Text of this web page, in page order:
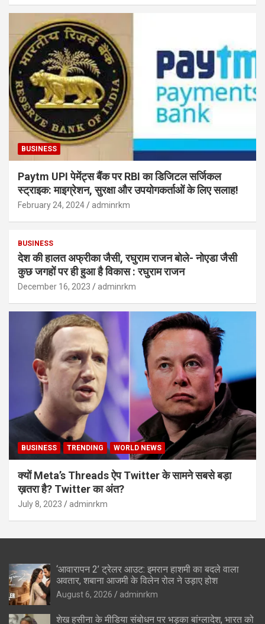
BUSINESS
Paytm UPI पेमेंट्स बैंक पर RBI का डिजिटल सर्जिकल
स्ट्राइक: माइग्रेशन, सुरक्षा और उपयोगकर्ताओं के लिए सलाह!
February 24, 2024 adminrkm
BUSINESS
देश की हालत अफ्रीका जैसी, रघुराम राजन बोले- नोएडा जैसी
कुछ जगहों पर ही हुआ है विकास : रघुराम राजन
December 16, 2023 adminrkm
BUSINESS TRENDING WORLD NEWS
क्यों Meta’s Threads ऐप Twitter के सामने सबसे बड़ा
ख़तरा है? Twitter का अंत?
July 8, 2023 adminrkm
‘आवारापन 2’ ट्रेलर आउट: इमरान हाशमी का बदले वाला
अवतार, शबाना आजमी के विलेन रोल ने उड़ाए होश
August 6, 2026 adminrkm
शेख हसीना के मीडिया संबोधन पर भड़का बांग्लादेश, भारत को